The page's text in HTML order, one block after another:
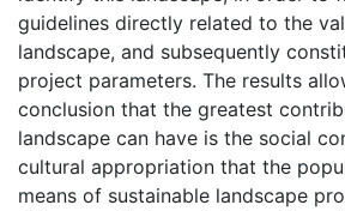
guidelines directly related to the
landscape, and subsequently
project parameters. The results
conclusion that the greatest
landscape can have is the social
cultural appropriation that the
means of sustainable landscape